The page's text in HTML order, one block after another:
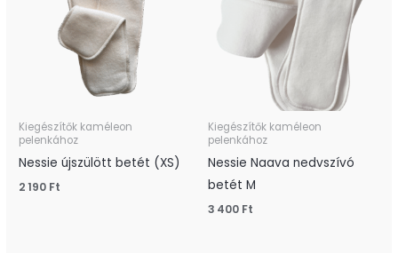
Kiegészítők kaméleon
pelenkához
Nessie újszülött betét (XS)
2 190 Ft
Kiegészítők kaméleon
pelenkához
Nessie Naava nedvszívó
betét M
3 400 Ft